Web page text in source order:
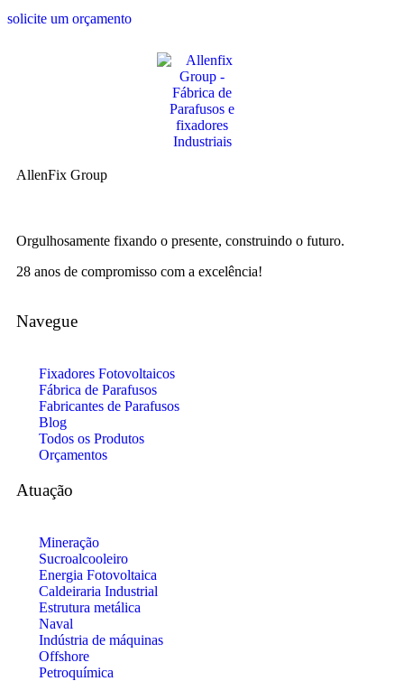
solicite um orçamento
AllenFix Group
Orgulhosamente fixando o presente, construindo o futuro.
28 anos de compromisso com a excelência!
Navegue
Fixadores Fotovoltaicos
Fábrica de Parafusos
Fabricantes de Parafusos
Blog
Todos os Produtos
Orçamentos
Atuação
Mineração
Sucroalcooleiro
Energia Fotovoltaica
Caldeiraria Industrial
Estrutura metálica
Naval
Indústria de máquinas
Offshore
Petroquímica